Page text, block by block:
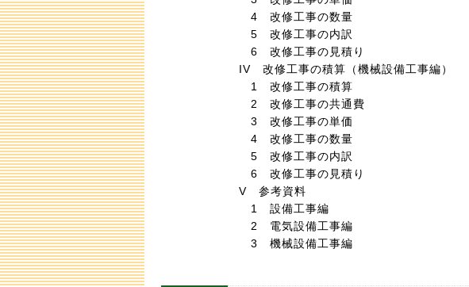
4 改修工事の数量
5 改修工事の内訳
6 改修工事の見積り
IV 改修工事の積算（機械設備工事編）
1 改修工事の積算
2 改修工事の共通費
3 改修工事の単価
4 改修工事の数量
5 改修工事の内訳
6 改修工事の見積り
V 参考資料
1 設備工事編
2 電気設備工事編
3 機械設備工事編